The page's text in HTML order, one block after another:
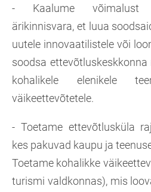
- Kaalume võimalust
ärikinnisvara, et luua
uutele innovaatilistele või
soodsa
kohalikele elenikele
väikeettevõtetele.
- Toetame ettevõtlusküla
kes pakuvad kaupu ja
Toetame kohalikke
turismi valdkonnas), mis